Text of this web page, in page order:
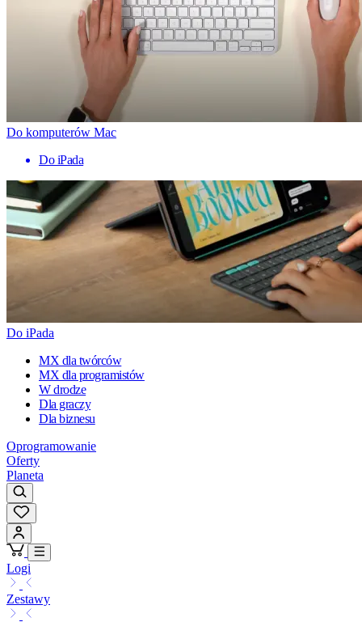
Do komputerów Mac
Do iPada
Do iPada
MX dla twórców
MX dla programistów
W drodze
Dla graczy
Dla biznesu
Oprogramowanie
Oferty
Planeta
Logi
Zestawy